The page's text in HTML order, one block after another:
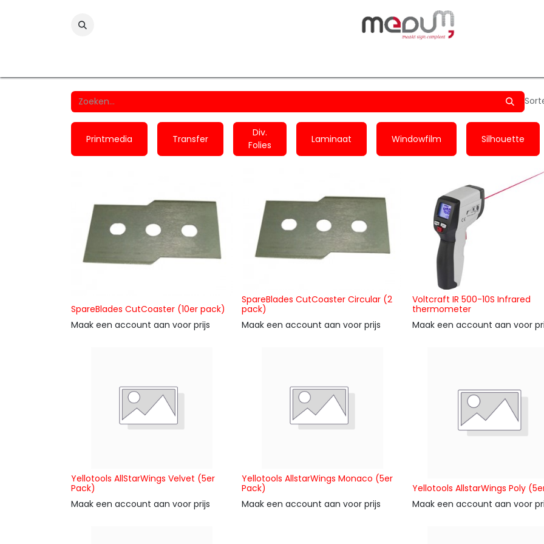
Printmedia Transfer
Div.
Folies
Laminaat Windowfilm Silhouette
SpareBlades CutCoaster (10er pack)
Maak een account aan voor prijs
SpareBlades CutCoaster Circular (2
pack)
Maak een account aan voor prijs
Voltcraft IR 500-10S Infrared
thermometer
Maak een account aan voor
Yellotools AllStarWings Velvet (5er
Pack)
Maak een account aan voor prijs
Yellotools AllstarWings Monaco (5er
Pack)
Maak een account aan voor prijs
Yellotools AllstarWings Poly
Maak een account aan voor